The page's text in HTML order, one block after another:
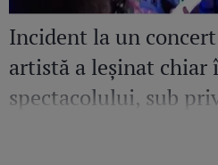
Incident la un
artistă a leșinat
spectacolului, sub